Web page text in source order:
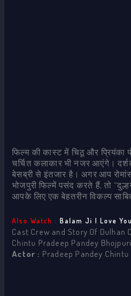
फिल्म की कास्ट में चिठू और प्रियंका
चर्चित कलाकार भी नजर आएंगे।
बेसब्री से इंतजार है। अगर आप
भोजपुरी फिल्में पसंद करते हैं, तो
आपके लिए एक बेहतरीन विकल्प
Also Watch : Balam Ji I Love
Cast Crew and Story Of Dulhan
Chintu Pradeep Pandey
Actor : Pradeep Pandey Chintu